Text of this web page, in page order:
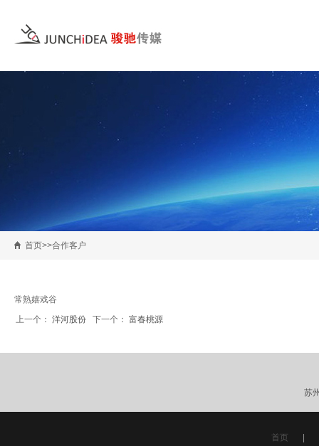
首页>>合作客户
常熟嬉戏谷
上一个： 洋河股份 下一个： 富春桃源
苏
首页